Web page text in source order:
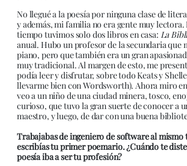
No llegué a la poesía por ninguna clase de
y además, mi familia no era gente muy
tiempo tuvimos solo dos libros en casa: La
anual. Hubo un profesor de la secundaria que
piano, pero que también era un gran
muy tradicional. Al margen de esto, me
podía leer y disfrutar, sobre todo Keats y
llevarme bien con Wordsworth). Ahora miro
veo a un niño de una ciudad minera, tosco,
curioso, que tuvo la gran suerte de conocer a
maestro, y luego, de dar con una buena
Trabajabas de ingeniero de software al mismo
escribías tu primer poemario. ¿Cuándo te
poesía iba a ser tu profesión?